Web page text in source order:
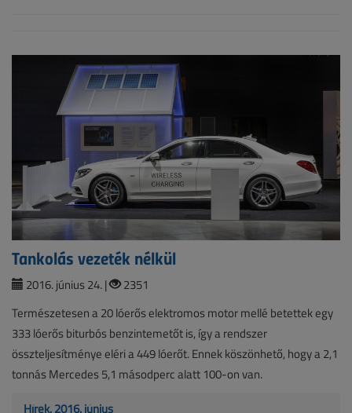
Tankolás vezeték nélkül
2016. június 24. |
2351
Természetesen a 20 lóerős elektromos motor mellé betettek egy
333 lóerős biturbós benzintemetőt is, így a rendszer
összteljesítménye eléri a 449 lóerőt. Ennek köszönhető, hogy a 2,1
tonnás Mercedes 5,1 másodperc alatt 100-on van.
Hírek, 2016. június